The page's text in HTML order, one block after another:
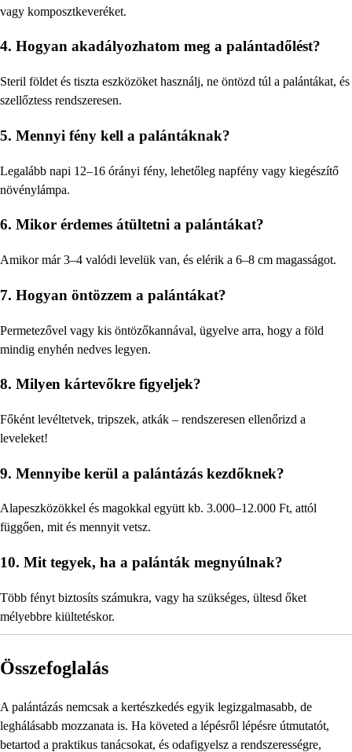
vagy komposztkeveréket.
4. Hogyan akadályozhatom meg a palántadőlést?
Steril földet és tiszta eszközöket használj, ne öntözd túl a palántákat, és
szellőztess rendszeresen.
5. Mennyi fény kell a palántáknak?
Legalább napi 12–16 órányi fény, lehetőleg napfény vagy kiegészítő
növénylámpa.
6. Mikor érdemes átültetni a palántákat?
Amikor már 3–4 valódi levelük van, és elérik a 6–8 cm magasságot.
7. Hogyan öntözzem a palántákat?
Permetezővel vagy kis öntözőkannával, ügyelve arra, hogy a föld
mindig enyhén nedves legyen.
8. Milyen kártevőkre figyeljek?
Főként levéltetvek, tripszek, atkák – rendszeresen ellenőrizd a
leveleket!
9. Mennyibe kerül a palántázás kezdőknek?
Alapeszközökkel és magokkal együtt kb. 3.000–12.000 Ft, attól
függően, mit és mennyit vetsz.
10. Mit tegyek, ha a palánták megnyúlnak?
Több fényt biztosíts számukra, vagy ha szükséges, ültesd őket
mélyebbre kiültetéskor.
Összefoglalás
A palántázás nemcsak a kertészkedés egyik legizgalmasabb, de
leghálásabb mozzanata is. Ha követed a lépésről lépésre útmutatót,
betartod a praktikus tanácsokat, és odafigyelsz a rendszerességre,